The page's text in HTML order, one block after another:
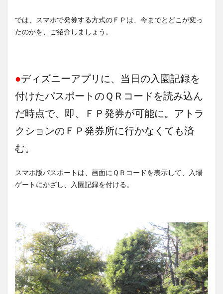
では、スマホで発券する方式のＦＰは、今までとどこが変っ
たのかを、ご紹介しましょう。
●ディズニーアプリに、当日の入園記録を
付けたパスポートのＱＲコードを読み込ん
だ時点で、即、ＦＰ発券が可能に。アトラ
クションのＦＰ発券所に行かなくても済
む。
スマホ版パスポートは、画面にＱＲコードを表示して、入場
ゲートにかざし、入園記録を付ける。